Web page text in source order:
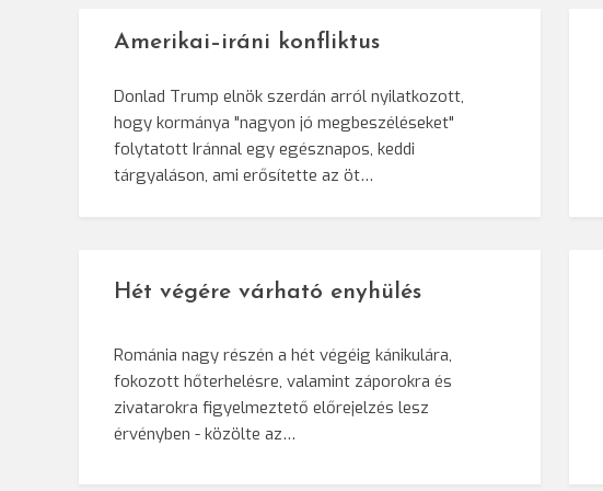
Amerikai–iráni konfliktus
Donlad Trump elnök szerdán arról nyilatkozott,
hogy kormánya "nagyon jó megbeszéléseket"
folytatott Iránnal egy egésznapos, keddi
tárgyaláson, ami erősítette az öt…
Hét végére várható enyhülés
Románia nagy részén a hét végéig kánikulára,
fokozott hőterhelésre, valamint záporokra és
zivatarokra figyelmeztető előrejelzés lesz
érvényben - közölte az…